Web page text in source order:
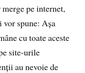
pe internet,
vor spune: Așa
cu toate aceste
site-urile
au nevoie de